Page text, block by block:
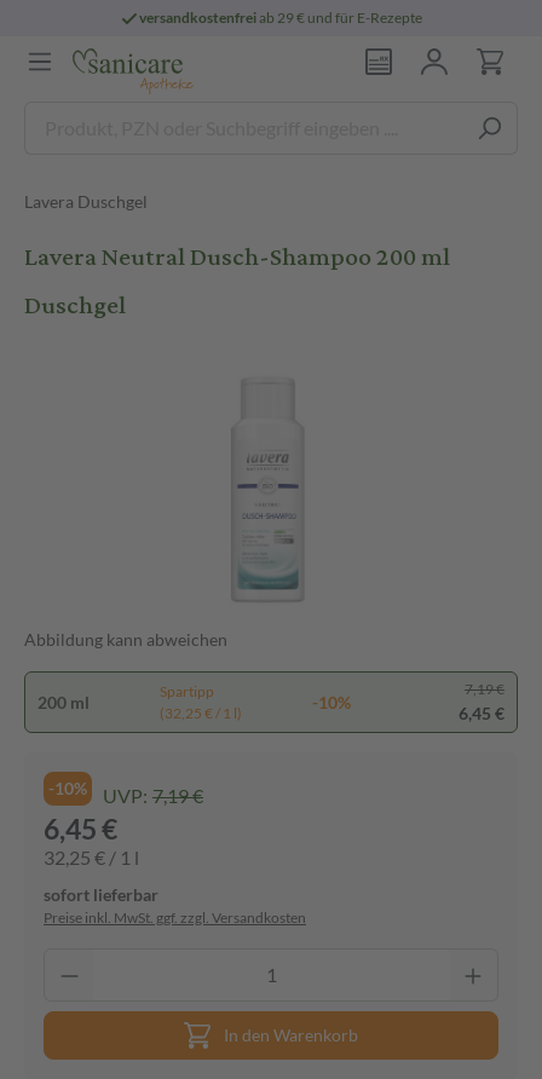
versandkostenfreiab 29 € und für E-Rezepte
Lavera Duschgel
Lavera Neutral Dusch-Shampoo 200 ml
Duschgel
Abbildung kann abweichen
200 ml
Spartipp
(32,25 € / 1 l)
-10%
7,19 €
6,45 €
-10% UVP: 7,19 €
6,45 €
32,25 € / 1 l
sofort lieferbar
Preise inkl. MwSt. ggf. zzgl. Versandkosten
In den Warenkorb